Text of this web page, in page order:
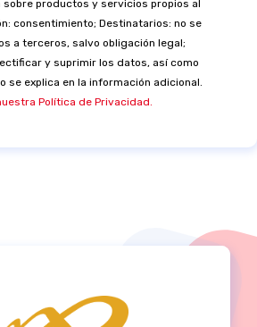
sobre productos y servicios propios al
consentimiento; Destinatarios: no se
a terceros, salvo obligación legal;
y suprimir los datos, así como
se explica en la información adicional.
Política de Privacidad.